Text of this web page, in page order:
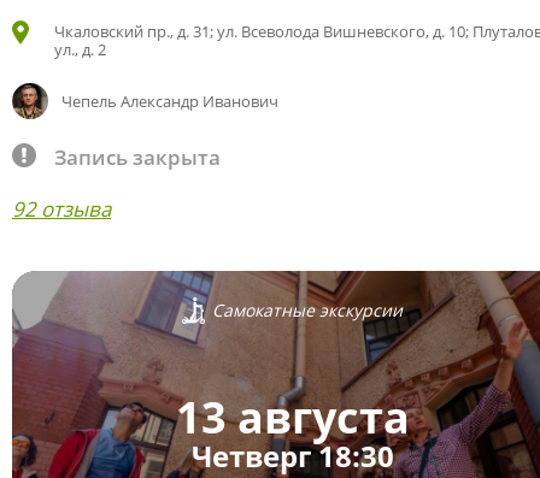
Чкаловский пр., д. 31; ул. Всеволода Вишневского, д. 10;
ул., д. 2
Чепель Александр Иванович
Запись закрыта
92 отзыва
Самокатные экскурсии
13 августа
Четверг 18:30